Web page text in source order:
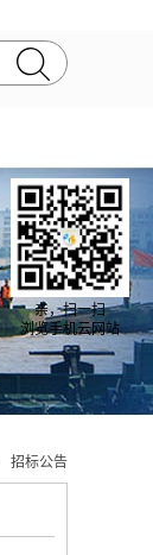
招标公告
亲，扫一扫
浏览手机云网站